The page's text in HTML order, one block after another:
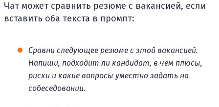
Чат может сравнить резюме с вакансией, если
вставить оба текста в промпт:
Сравни следующее резюме с этой вакансией.
Напиши, подходит ли кандидат, в чем плюсы,
риски и какие вопросы уместно задать на
собеседовании.